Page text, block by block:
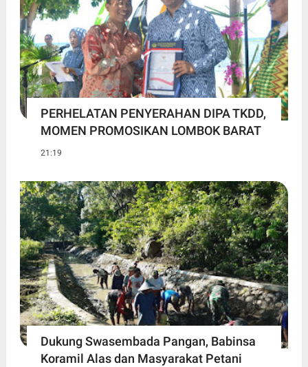
PERHELATAN PENYERAHAN DIPA TKDD,
MOMEN PROMOSIKAN LOMBOK BARAT
21:19
Dukung Swasembada Pangan, Babinsa
Koramil Alas dan Masyarakat Petani